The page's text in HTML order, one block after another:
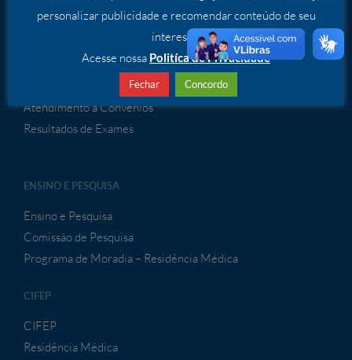
ATENDIMENTO À CONVÊNIOS
Atendimento a Convênios
Resultados de Exames
ENSINO E PESQUISA
Ensino e Pesquisa
Comissão de Pesquisa
Programa de Moradia – Residência Médica
CIFEP
CIFEP
Residência Médica
personalizar publicidade e recomendar conteúdo de seu
interesse.
Acesse nossa Politíca de Privacidade
Fechar Concordo